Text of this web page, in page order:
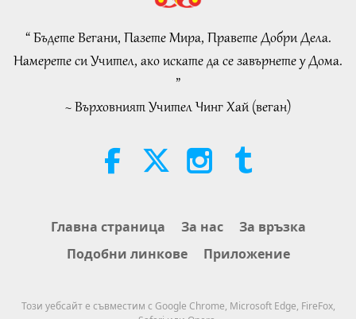
22:27
of 2
Слова на Мъдростта 2026-08-05 Преглед
21:56
Beyond Calcium: The Everyday
The Moon: Our Bright Celestial
Companion, Part 2 of 2
“ Бъдете Вегани, Пазете Мира, Правете Добри Дела.
Намерете си Учител, ако искате да се завърнете у Дома.
”
~ Върховният Учител Чинг Хай (веган)
Главна страница За нас
За връзка
Подобни линкове
Приложение
Този уебсайт е съвместим с Google Chrome, Microsoft Edge, FireFox,